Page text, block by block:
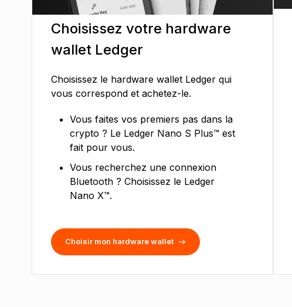
Choisissez votre hardware
wallet Ledger
Choisissez le hardware wallet Ledger qui
vous correspond et achetez-le.
Vous faites vos premiers pas dans la
crypto ? Le Ledger Nano S Plus™ est
fait pour vous.
Vous recherchez une connexion
Bluetooth ? Choisissez le Ledger
Nano X™.
Choisir mon hardware wallet